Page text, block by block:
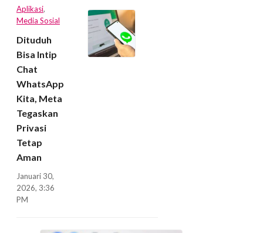
Aplikasi,
Media Sosial
Dituduh
Bisa Intip
Chat
WhatsApp
Kita, Meta
Tegaskan
Privasi
Tetap
Aman
Januari 30,
2026, 3:36
PM